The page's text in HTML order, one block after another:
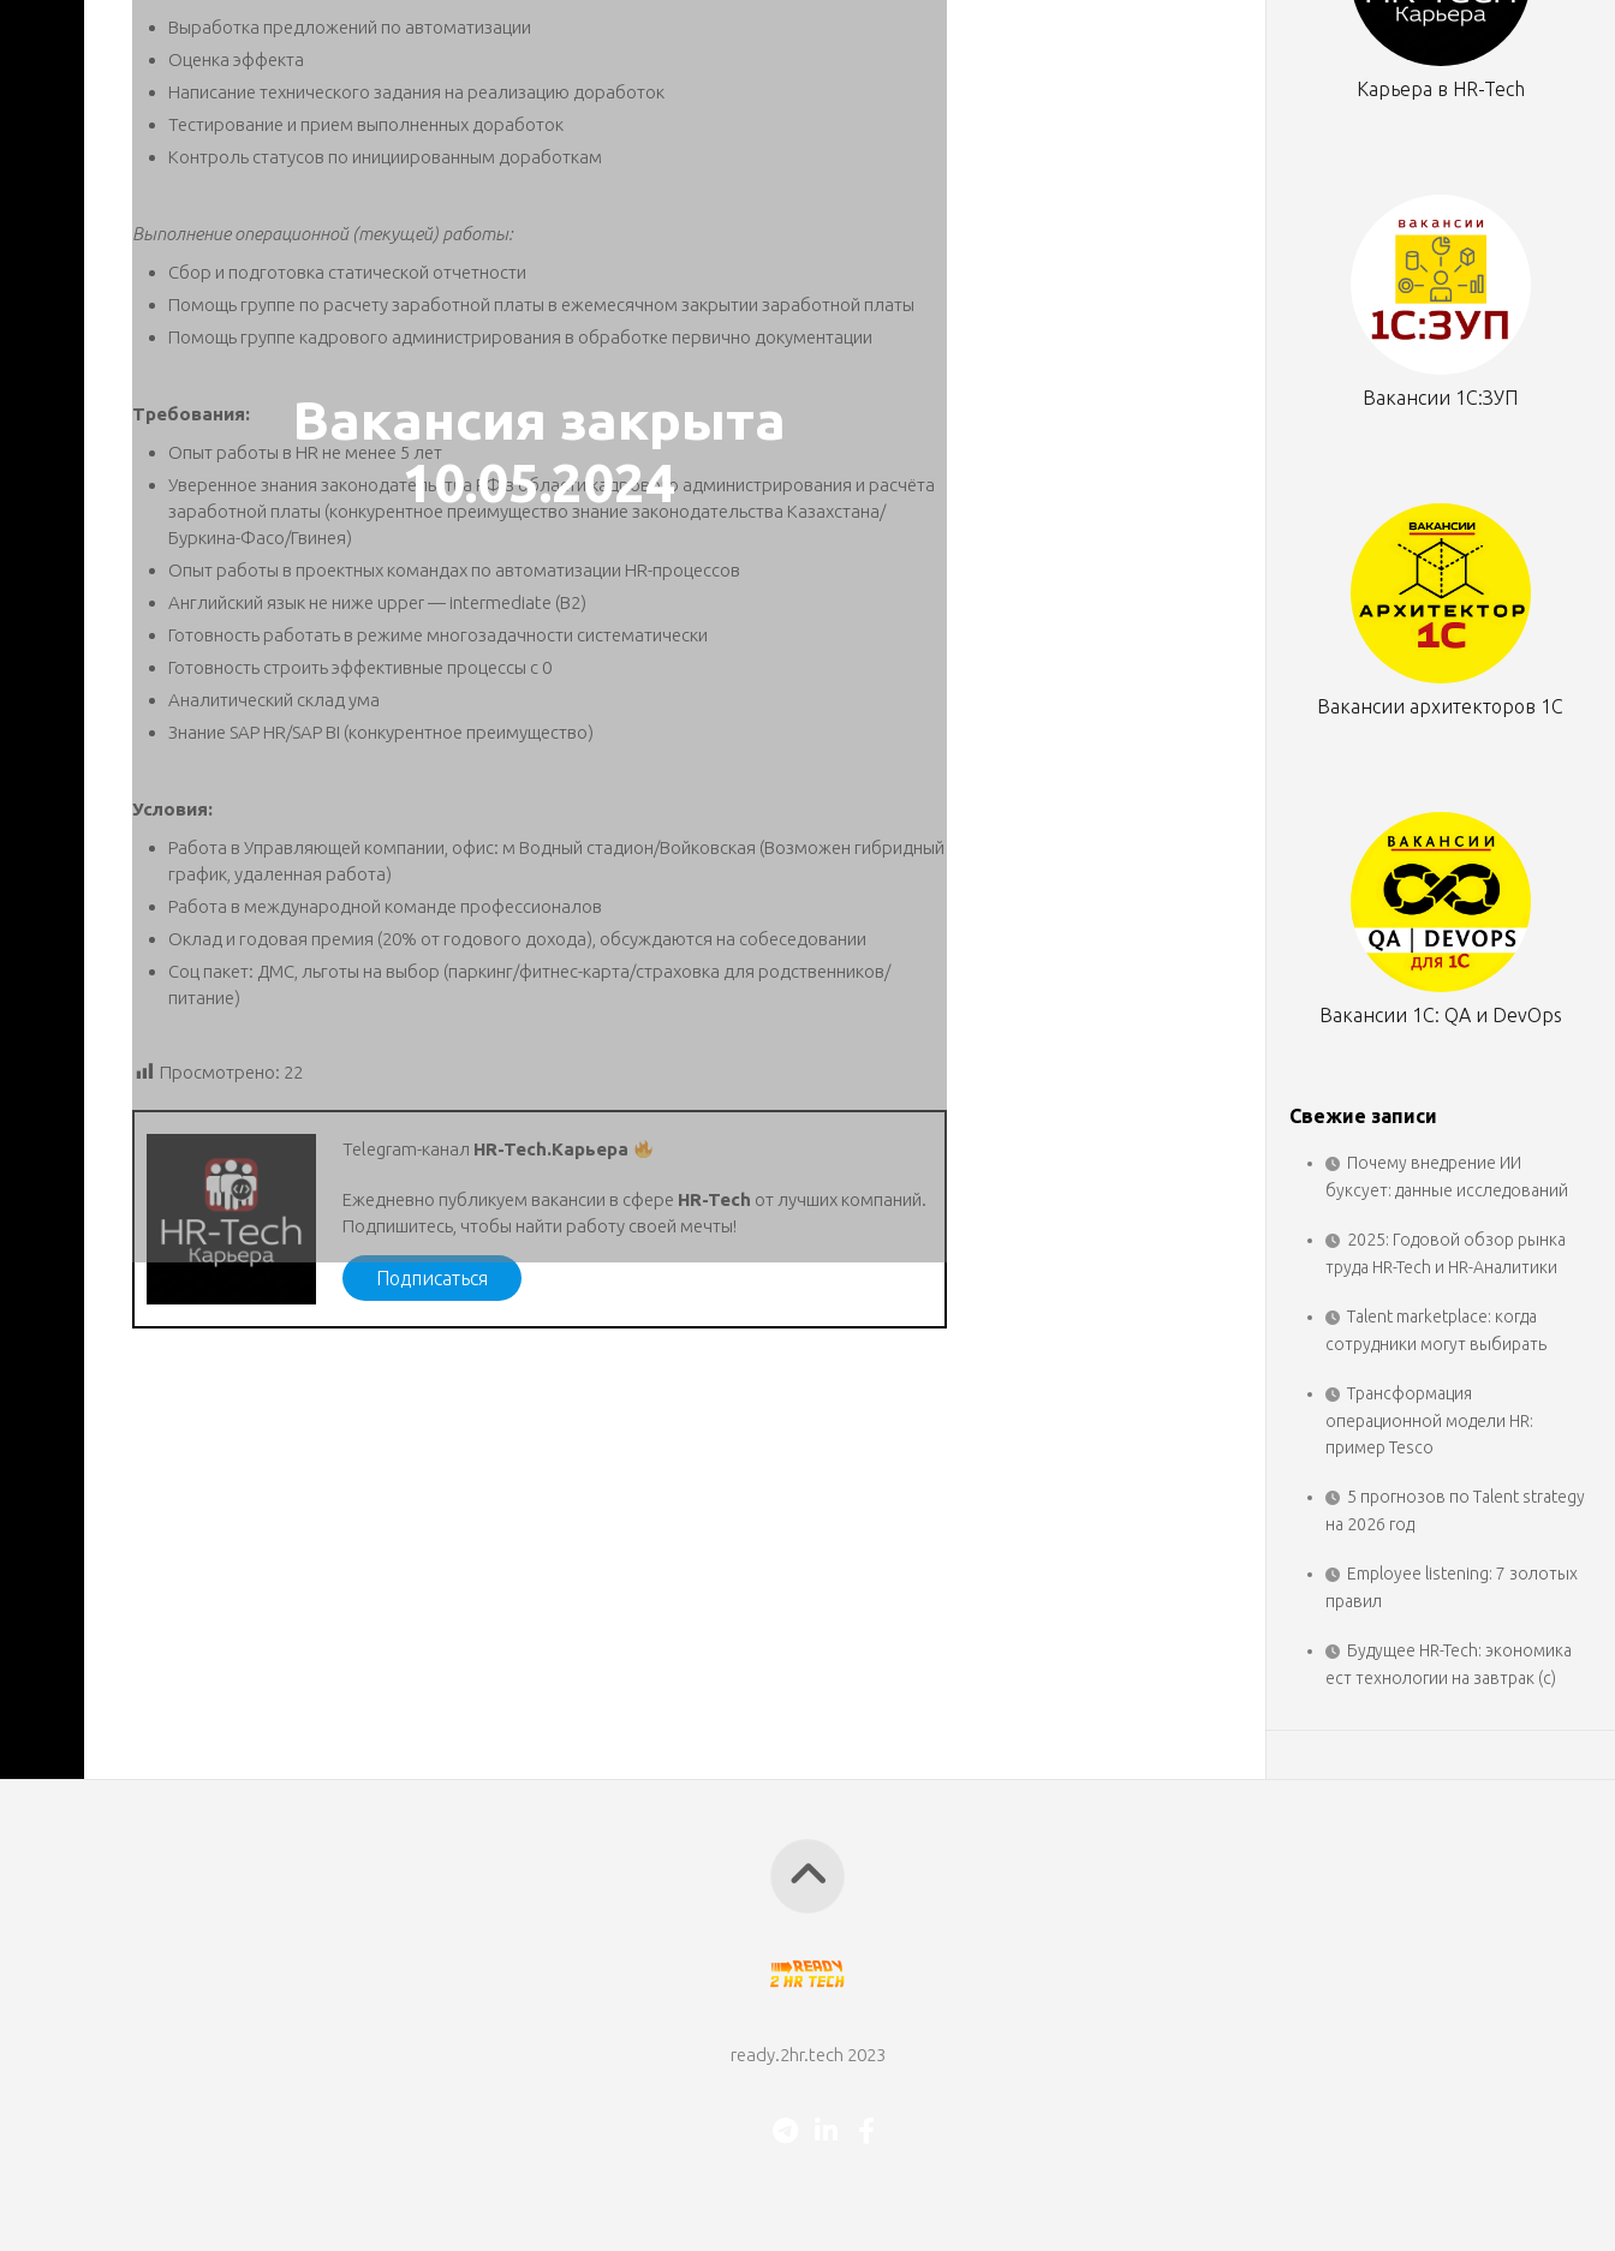
Вакансия закрыта
10.05.2024
Выработка предложений по автоматизации
Оценка эффекта
Написание технического задания на реализацию доработок
Тестирование и прием выполненных доработок
Контроль статусов по инициированным доработкам
Выполнение операционной (текущей) работы:
Сбор и подготовка статической отчетности
Помощь группе по расчету заработной платы в ежемесячном закрытии заработной платы
Помощь группе кадрового администрирования в обработке первично документации
Требования:
Опыт работы в HR не менее 5 лет
Уверенное знания законодательства РФ в области кадрового администрирования и расчёта
заработной платы (конкурентное преимущество знание законодательства Казахстана/
Буркина-Фасо/Гвинея)
Опыт работы в проектных командах по автоматизации HR-процессов
Английский язык не ниже upper — intermediate (B2)
Готовность работать в режиме многозадачности систематически
Готовность строить эффективные процессы с 0
Аналитический склад ума
Знание SAP HR/SAP BI (конкурентное преимущество)
Условия:
Работа в Управляющей компании, офис: м Водный стадион/Войковская (Возможен гибридный
график, удаленная работа)
Работа в международной команде профессионалов
Оклад и годовая премия (20% от годового дохода), обсуждаются на собеседовании
Соц пакет: ДМС, льготы на выбор (паркинг/фитнес-карта/страховка для родственников/
питание)
Просмотрено: 22
Telegram-канал HR-Tech.Карьера
Ежедневно публикуем вакансии в сфере HR-Tech от лучших компаний.
Подпишитесь, чтобы найти работу своей мечты!
Подписаться
Карьера в HR-Tech
Вакансии 1С:ЗУП
Вакансии архитекторов 1С
Вакансии 1С: QA и DevOps
Свежие записи
Почему внедрение ИИ
буксует: данные исследований
2025: Годовой обзор рынка
труда HR-Tech и HR-Аналитики
Talent marketplace: когда
сотрудники могут выбирать
Трансформация
операционной модели HR:
пример Tesco
5 прогнозов по Talent strategy
на 2026 год
Employee listening: 7 золотых
правил
Будущее HR-Tech: экономика
ест технологии на завтрак (с)
ready.2hr.tech 2023